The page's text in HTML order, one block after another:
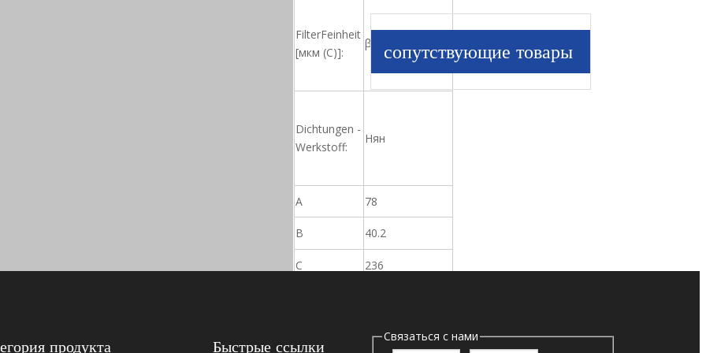
FilterFeinheit
[мкм (C)]:
β12 = 1000
Dichtungen -
Werkstoff:
Нян
A 78
B 40.2
C 236
сопутствующие товары
продукта Быстрые ссылки
Связаться с нами